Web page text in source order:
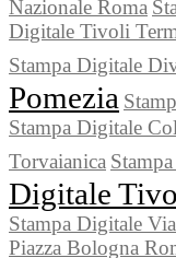
Nazionale Roma
Digitale Tivoli
Stampa Digitale
Pomezia
Stampa Digitale
Torvaianica
Digitale
Stampa Digitale
Piazza Bologna